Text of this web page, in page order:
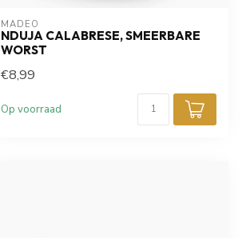
MADEO
NDUJA CALABRESE, SMEERBARE
WORST
€8,99
Op voorraad